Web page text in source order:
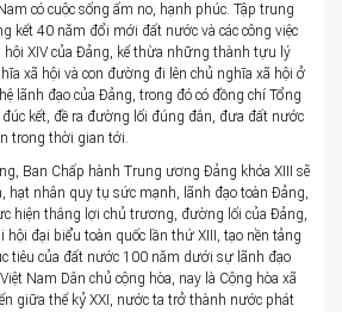
có cuộc sống ấm no, hạnh phúc. Tập trung
kết 40 năm đổi mới đất nước và các công việc
XIV của Đảng, kế thừa những thành tựu lý
xã hội và con đường đi lên chủ nghĩa xã hội ở
lãnh đạo của Đảng, trong đó có đồng chí Tổng
kết, đề ra đường lối đúng đắn, đưa đất nước
trong thời gian tới.
Ban Chấp hành Trung ương Đảng khóa XIII sẽ
hạt nhân quy tụ sức mạnh, lãnh đạo toàn Đảng,
hiện thắng lợi chủ trương, đường lối của Đảng,
đại biểu toàn quốc lần thứ XIII, tạo nền tảng
tiêu của đất nước 100 năm dưới sự lãnh đạo
Nam Dân chủ cộng hòa, nay là Cộng hòa xã
giữa thế kỷ XXI, nước ta trở thành nước phát